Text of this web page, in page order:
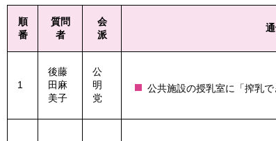
順
番
質問
者
会
派
1
後藤
田麻
美子
公
明
党
公共施設の授乳室に「搾乳